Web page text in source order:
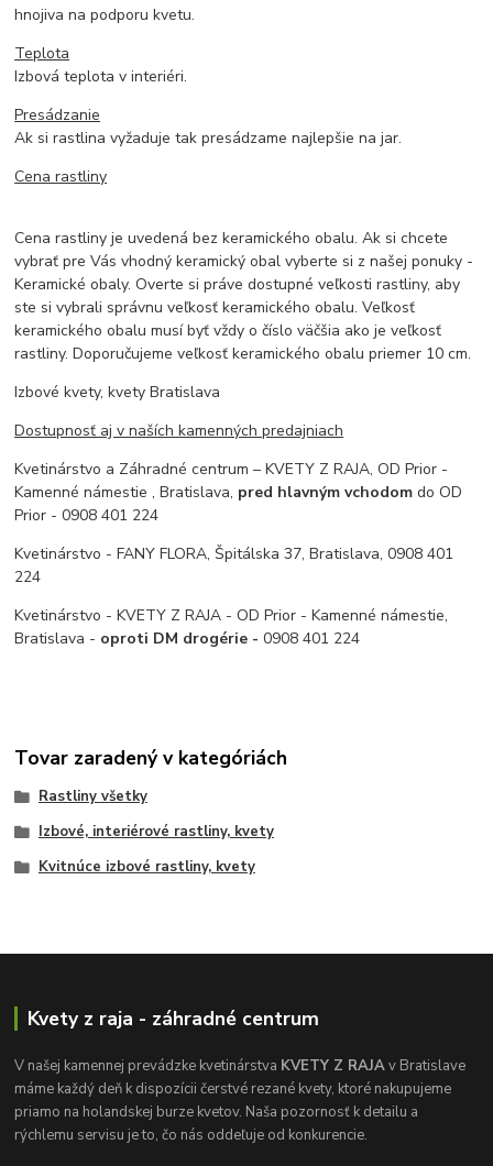
hnojiva na podporu kvetu.
Teplota
Izbová teplota v interiéri.
Presádzanie
Ak si rastlina vyžaduje tak presádzame najlepšie na jar.
Cena rastliny
Cena rastliny je uvedená bez keramického obalu. Ak si chcete
vybrať pre Vás vhodný keramický obal vyberte si z našej ponuky -
Keramické obaly. Overte si práve dostupné veľkosti rastliny, aby
ste si vybrali správnu veľkosť keramického obalu. Veľkosť
keramického obalu musí byť vždy o číslo väčšia ako je veľkosť
rastliny. Doporučujeme veľkosť keramického obalu priemer 10 cm.
Izbové kvety, kvety Bratislava
Dostupnosť aj v naších kamenných predajniach
Kvetinárstvo a Záhradné centrum – KVETY Z RAJA, OD Prior -
Kamenné námestie , Bratislava, pred hlavným vchodom do OD
Prior - 0908 401 224
Kvetinárstvo - FANY FLORA, Špitálska 37, Bratislava, 0908 401
224
Kvetinárstvo - KVETY Z RAJA - OD Prior - Kamenné námestie,
Bratislava - oproti DM drogérie -0908 401 224
Tovar zaradený v kategóriách
Rastliny všetky
Izbové, interiérové rastliny, kvety
Kvitnúce izbové rastliny, kvety
Kvety z raja - záhradné centrum
V našej kamennej prevádzke kvetinárstva KVETY Z RAJAv Bratislave
máme každý deň k dispozícii čerstvé rezané kvety, ktoré nakupujeme
priamo na holandskej burze kvetov. Naša pozornosť k detailu a
rýchlemu servisu je to, čo nás oddeľuje od konkurencie.